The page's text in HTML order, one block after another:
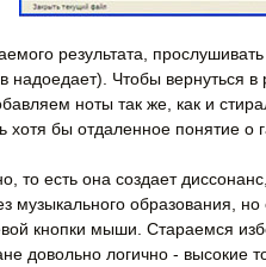
результата,
надоедает). Чтобы
ноты так же, как и
хотя бы отдаленное понятие о
то есть она создает
музыкального образования,
кнопки мыши. Стараемся
довольно логично - высокие